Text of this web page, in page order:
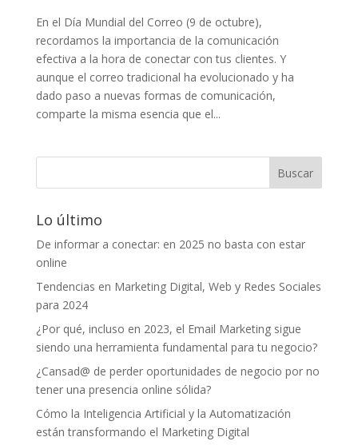
En el Día Mundial del Correo (9 de octubre),
recordamos la importancia de la comunicación
efectiva a la hora de conectar con tus clientes. Y
aunque el correo tradicional ha evolucionado y ha
dado paso a nuevas formas de comunicación,
comparte la misma esencia que el...
Lo último
De informar a conectar: en 2025 no basta con estar
online
Tendencias en Marketing Digital, Web y Redes Sociales
para 2024
¿Por qué, incluso en 2023, el Email Marketing sigue
siendo una herramienta fundamental para tu negocio?
¿Cansad@ de perder oportunidades de negocio por no
tener una presencia online sólida?
Cómo la Inteligencia Artificial y la Automatización
están transformando el Marketing Digital